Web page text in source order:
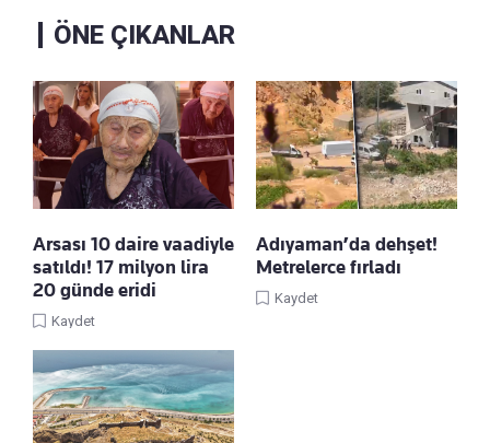
ÖNE ÇIKANLAR
Arsası 10 daire vaadiyle
satıldı! 17 milyon lira
20 günde eridi
Kaydet
Adıyaman’da dehşet!
Metrelerce fırladı
Kaydet